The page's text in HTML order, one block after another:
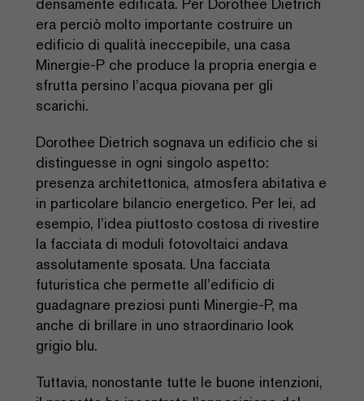
densamente edificata. Per Dorothee Dietrich
era perciò molto importante costruire un
edificio di qualità ineccepibile, una casa
Minergie-P che produce la propria energia e
sfrutta persino l’acqua piovana per gli
scarichi.
Dorothee Dietrich sognava un edificio che si
distinguesse in ogni singolo aspetto:
presenza architettonica, atmosfera abitativa e
in particolare bilancio energetico. Per lei, ad
esempio, l’idea piuttosto costosa di rivestire
la facciata di moduli fotovoltaici andava
assolutamente sposata. Una facciata
futuristica che permette all’edificio di
guadagnare preziosi punti Minergie-P, ma
anche di brillare in uno straordinario look
grigio blu.
Tuttavia, nonostante tutte le buone intenzioni,